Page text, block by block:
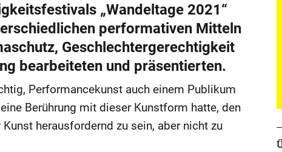
„Wandeltage 2021“
performativen Mitteln
Geschlechtergerechtigkeit
bearbeiteten und präsentierten.
Performancekunst auch einem Publikum
Berührung mit dieser Kunstform hatte, den
herausfordernd zu sein, aber nicht zu